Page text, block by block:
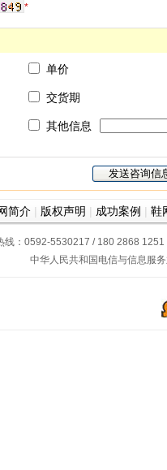
*
单价
交货期
其他信息
简介 | 版权声明 | 成功案例 | 鞋
线：0592-5530217 / 180 2868 1251
中华人民共和国电信与信息服